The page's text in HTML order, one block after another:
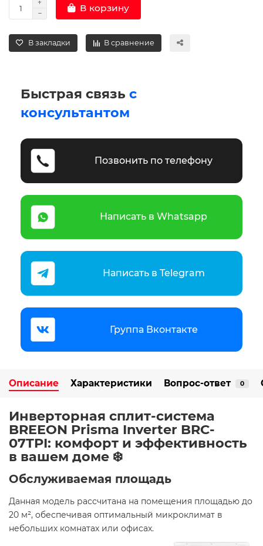
В корзину
В закладки В сравнение
Быстрая связь с
консультантом
Позвонить по телефону
Написать в Whatsapp
Написать в Telegram
Группа Вконтакте
Описание Характеристики Вопрос-ответ 0
Инверторная сплит-система
BREEON Prisma Inverter BRC-
07TPI: комфорт и эффективность
в вашем доме ❄️
Обслуживаемая площадь
Данная модель рассчитана на помещения площадью до
20 м², обеспечивая оптимальный микроклимат в
небольших комнатах или офисах. ​